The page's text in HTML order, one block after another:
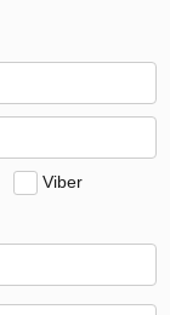
Viber